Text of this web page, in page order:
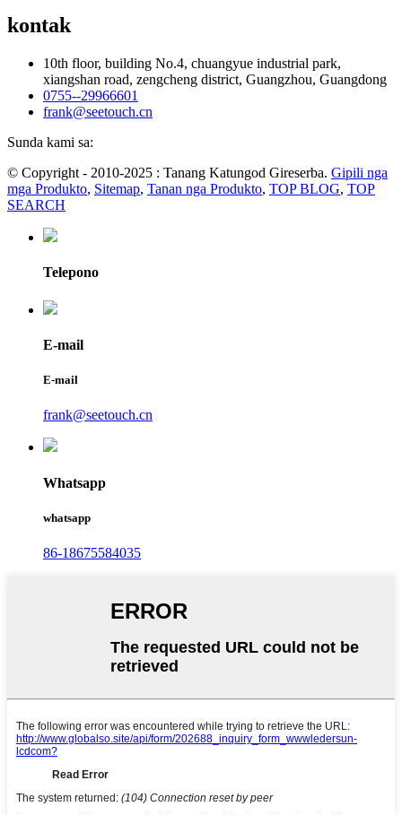
kontak
10th floor, building No.4, chuangyue industrial park,
xiangshan road, zengcheng district, Guangzhou, Guangdong
0755--29966601
frank@seetouch.cn
Sunda kami sa:
© Copyright - 2010-2025 : Tanang Katungod Gireserba. Gipili nga
mga Produkto, Sitemap, Tanan nga Produkto, TOP BLOG, TOP
SEARCH
Telepono
E-mail
E-mail
frank@seetouch.cn
Whatsapp
whatsapp
86-18675584035